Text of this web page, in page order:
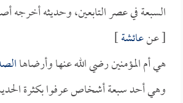
السبعة في عصر التابعين، وحديثه أخرجه
[ عنعائشة]
هي أم المؤمنين رضي الله عنها وأرضاها
وهي أحد سبعة أشخاص عرفوا بكثرة